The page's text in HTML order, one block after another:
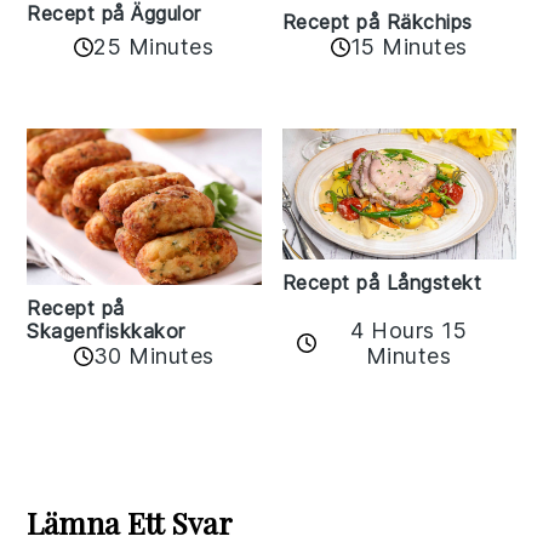
Recept på Äggulor
25 Minutes
Recept på Räkchips
15 Minutes
Recept på
Skagenfiskkakor
30 Minutes
Recept på Långstekt
4 Hours 15
Minutes
Interactions
Lämna Ett Svar